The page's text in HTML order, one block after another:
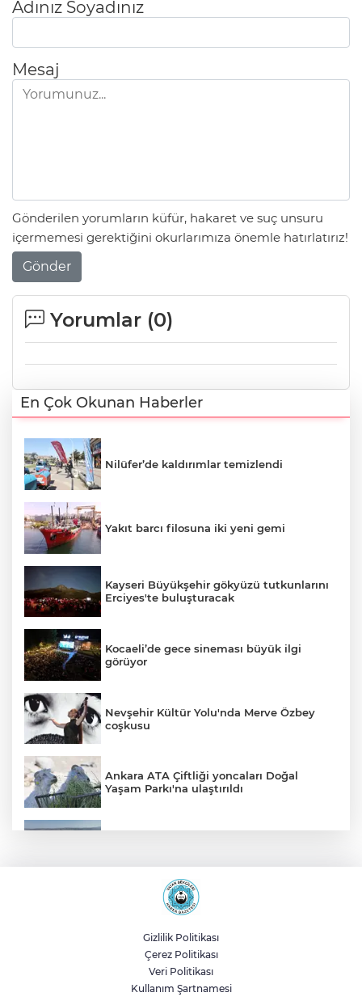
Adınız Soyadınız
Mesaj
Gönderilen yorumların küfür, hakaret ve suç unsuru
içermemesi gerektiğini okurlarımıza önemle hatırlatırız!
Gönder
Yorumlar (0)
En Çok Okunan Haberler
Nilüfer’de kaldırımlar temizlendi
Yakıt barcı filosuna iki yeni gemi
Kayseri Büyükşehir gökyüzü tutkunlarını
Erciyes'te buluşturacak
Kocaeli’de gece sineması büyük ilgi
görüyor
Nevşehir Kültür Yolu'nda Merve Özbey
coşkusu
Ankara ATA Çiftliği yoncaları Doğal
Yaşam Parkı'na ulaştırıldı
Sakarya Akyazı’da altyapı hattı için saha
çalışmaları başladı
Genel Sekreter Dr. Baraçlı’dan Gölcük’teki
projelere yakın takip
Gizlilik Politikası
Çerez Politikası
Veri Politikası
Kullanım Şartnamesi